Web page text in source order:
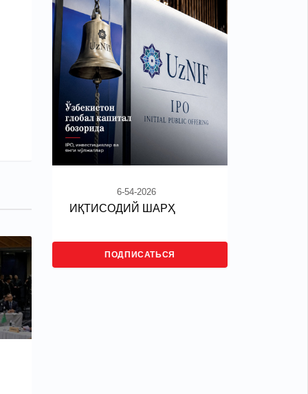
6-54-2026
ИҚТИСОДИЙ ШАРҲ
ПОДПИСАТЬСЯ